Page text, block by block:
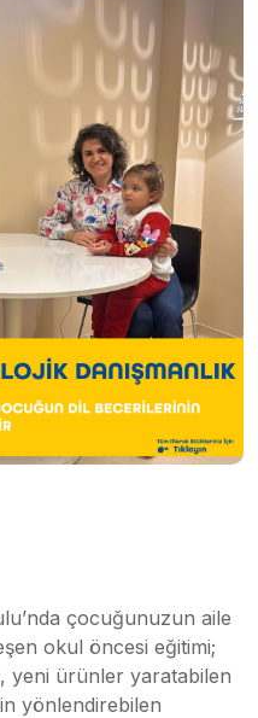
çocuğunuzun aile
okul öncesi eğitimi;
yeni ürünler yaratabilen
yönlendirebilen